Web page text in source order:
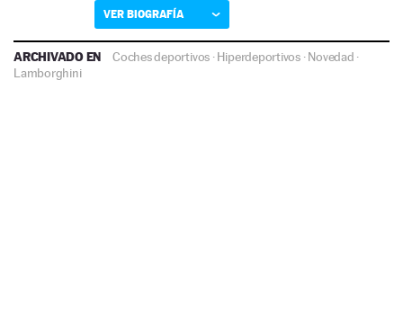
VER BIOGRAFÍA
ARCHIVADO EN Coches deportivos ·Hiperdeportivos·Novedad ·
Lamborghini